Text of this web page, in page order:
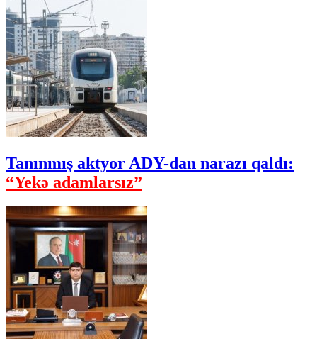
Tanınmış aktyor ADY-dan narazı qaldı:
“Yekə adamlarsız”